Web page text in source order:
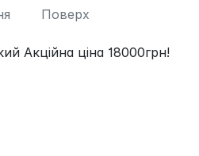
Поверх
Акційна ціна 18000грн!